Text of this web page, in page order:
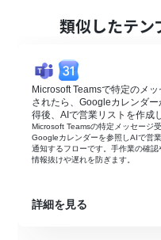
手作業によるファイ
し、確実な情報共有
す。
■フローボットの流れ
はじめに、Boxと
す。
次に、トリガーとし
続いて、Boxの「フォ
類似したテン
Microsoft Teamsで特定のメ
されたら、Googleカレンダー
得後、AIで営業リストを作成
Microsoft Teamsの特定メッセージ
Googleカレンダーを参照しAIで営業
通知するフローです。手作業の確認
情報抜けや遅れを防ぎます。
詳細を見る